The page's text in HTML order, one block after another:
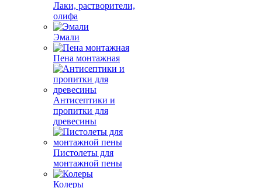
Лаки, растворители,
олифа
Эмали
Пена монтажная
Антисептики и
пропитки для
древесины
Пистолеты для
монтажной пены
Колеры